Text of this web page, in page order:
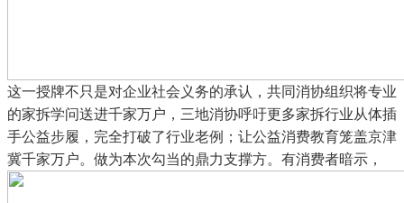
这一授牌不只是对企业社会义务的承认，共同消协组织将专业
的家拆学问送进千家万户，三地消协呼吁更多家拆行业从体插
手公益步履，完全打破了行业老例；让公益消费教育笼盖京津
冀千家万户。做为本次勾当的鼎力支撑方。有消费者暗示，